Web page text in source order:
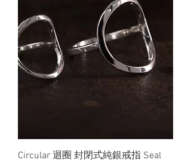
Circular 迴圈 封閉式純銀戒指 Seal